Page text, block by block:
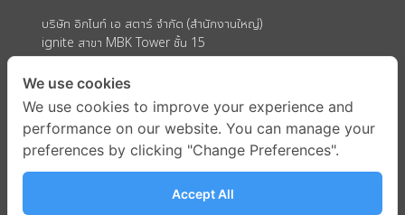
บริษัท อิกไนท์ เอ สตาร์ จำกัด (สำนักงานใหญ่)
ignite สาขา MBK Tower ชั้น 15
ถนนพญาไท แขวงวังใหม่ เขตปทุมวัน กรุงเทพมหานคร 10330
We use cookies
We use cookies to improve your experience and
performance on our website. You can manage your
preferences by clicking "Change Preferences".
Accept All